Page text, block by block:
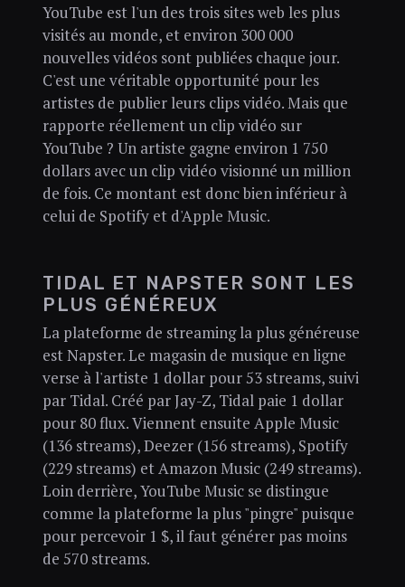
YouTube est l'un des trois sites web les plus
visités au monde, et environ 300 000
nouvelles vidéos sont publiées chaque jour.
C'est une véritable opportunité pour les
artistes de publier leurs clips vidéo. Mais que
rapporte réellement un clip vidéo sur
YouTube ? Un artiste gagne environ 1 750
dollars avec un clip vidéo visionné un million
de fois. Ce montant est donc bien inférieur à
celui de Spotify et d'Apple Music.
TIDAL ET NAPSTER SONT LES
PLUS GÉNÉREUX
La plateforme de streaming la plus généreuse
est Napster. Le magasin de musique en ligne
verse à l'artiste 1 dollar pour 53 streams, suivi
par Tidal. Créé par Jay-Z, Tidal paie 1 dollar
pour 80 flux. Viennent ensuite Apple Music
(136 streams), Deezer (156 streams), Spotify
(229 streams) et Amazon Music (249 streams).
Loin derrière, YouTube Music se distingue
comme la plateforme la plus "pingre" puisque
pour percevoir 1 $, il faut générer pas moins
de 570 streams.